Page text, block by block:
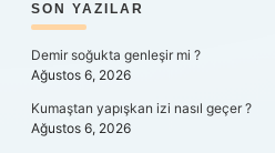
SIDEBAR
SON YAZILAR
Demir soğukta genleşir mi ?
Ağustos 6, 2026
Kumaştan yapışkan izi nasıl geçer ?
Ağustos 6, 2026